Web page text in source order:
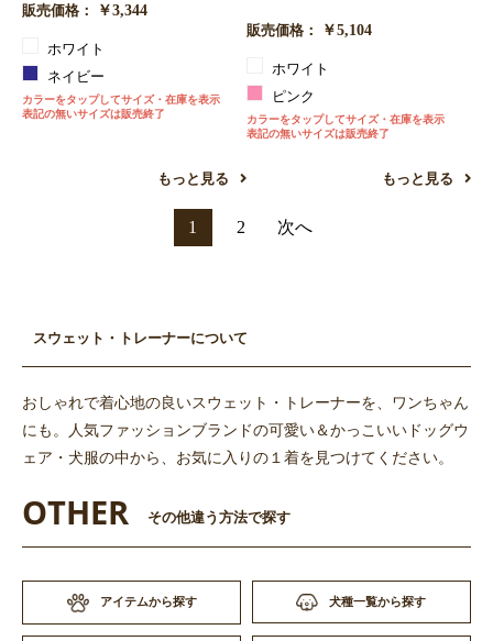
販売価格：
￥3,344
ホワイト
ネイビー
カラーをタップしてサイズ・在庫を表示
表記の無いサイズは販売終了
もっと見る
販売価格： ￥5,104
ホワイト
ピンク
カラーをタップしてサイズ・在庫を表示
表記の無いサイズは販売終了
もっと見る
1 2 次へ
スウェット・トレーナーについて
おしゃれで着心地の良いスウェット・トレーナーを、ワンちゃん
にも。人気ファッションブランドの可愛い＆かっこいいドッグウ
ェア・犬服の中から、お気に入りの１着を見つけてください。
OTHER その他違う方法で探す
アイテムから探す 犬種一覧から探す